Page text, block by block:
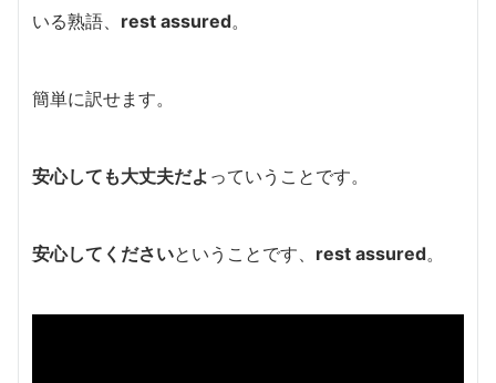
いる熟語、 rest assured。
簡単に訳せます。
安心しても大丈夫だよ っていうことです。
安心してくださいということです、 rest assured。